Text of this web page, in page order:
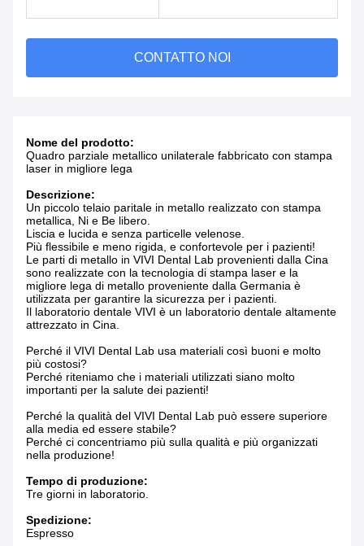
CONTATTO NOI
Nome del prodotto:
Quadro parziale metallico unilaterale fabbricato con stampa
laser in migliore lega
Descrizione:
Un piccolo telaio paritale in metallo realizzato con stampa
metallica, Ni e Be libero.
Liscia e lucida e senza particelle velenose.
Più flessibile e meno rigida, e confortevole per i pazienti!
Le parti di metallo in VIVI Dental Lab provenienti dalla Cina
sono realizzate con la tecnologia di stampa laser e la
migliore lega di metallo proveniente dalla Germania è
utilizzata per garantire la sicurezza per i pazienti.
Il laboratorio dentale VIVI è un laboratorio dentale altamente
attrezzato in Cina.
Perché il VIVI Dental Lab usa materiali così buoni e molto
più costosi?
Perché riteniamo che i materiali utilizzati siano molto
importanti per la salute dei pazienti!
Perché la qualità del VIVI Dental Lab può essere superiore
alla media ed essere stabile?
Perché ci concentriamo più sulla qualità e più organizzati
nella produzione!
Tempo di produzione:
Tre giorni in laboratorio.
Spedizione:
Espresso